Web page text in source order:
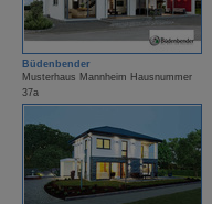
Büdenbender
Musterhaus Mannheim Hausnummer
37a